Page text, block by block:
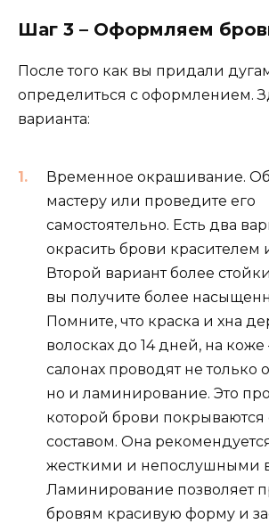
Шаг 3 – Оформляем
После того как вы придали
определиться с оформлением.
варианта:
Временное окрашивание.
мастеру или проведите его
самостоятельно. Есть два
окрасить брови красителем
Второй вариант более
вы получите более
Помните, что краска и хна
волосках до 14 дней, на
салонах проводят не только
но и ламинирование. Это
которой брови
составом. Она
жесткими и непослушными
Ламинирование позволяет
бровям красивую форму и